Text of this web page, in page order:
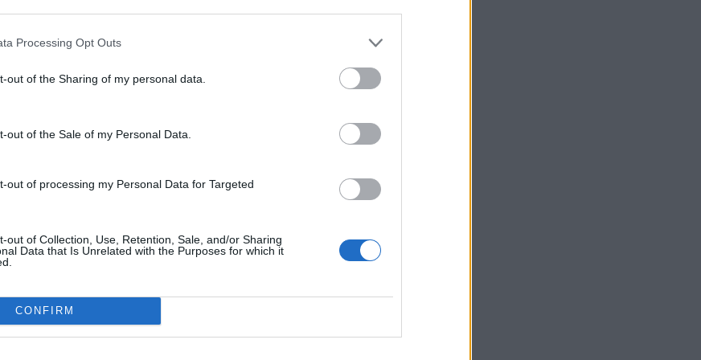
Processing Opt Outs
out of the Sharing of my personal data.
out of the Sale of my Personal Data.
out of processing my Personal Data for Targeted
out of Collection, Use, Retention, Sale, and/or Sharing
Data that Is Unrelated with the Purposes for which it
CONFIRM
ponieważ to tak, jakby własne ciało oddawał
scena, która pokazuje jak głęboko
życia w literaturze polskiej.
uhonorowany Literacką Nagrodą Nobla. Pokazuje